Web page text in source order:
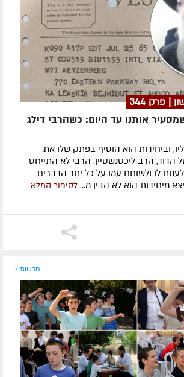
| פרק 344
אותנו עד היום: כשהרבי דילג
וביחידות הוא הוסיף בפתק שלו את
הרב ליכטנשטיין. הרבי לא התייחס
לו ולשוחח עמו על כל יתר הדברים
מיחידות הוא לא הבין מ... לסיפור המלא
חדשות »